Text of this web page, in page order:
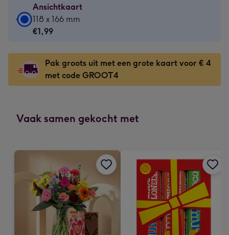
Ansichtkaart
Ansichtkaart
-
-
118
x
-
x
mm
118 x 166 mm
€1,99
Pak groots uit met een grote kaart voor € 4
met code GROOT4
Vaak samen gekocht met